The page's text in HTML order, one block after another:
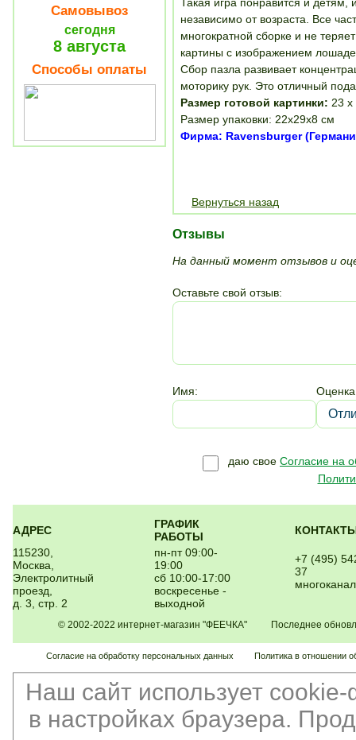
Самовывоз
сегодня
8 августа
Способы оплаты
независимо от возраста. Все
многократной сборке и не
картины с изображением
Сбор пазла развивает
моторику рук. Это отличный
Размер готовой картинки: 23
Размер упаковки: 22х29х8 см
Фирма: Ravensburger
Вернуться назад
Отзывы
На данный момент отзывов и
Оставьте свой отзыв:
Имя:
даю свое Согласие на
АДРЕС
ГРАФИК
РАБОТЫ
115230,
Москва,
Электролитный
проезд,
д. 3, стр. 2
пн-пт 09:00-
19:00
сб 10:00-17:00
воскресенье -
выходной
+7 (495)
37
© 2002-2022 интернет-магазин "ФЕЕЧКА" Последнее
Согласие на обработку персональных данных Политика в отношении
Наш сайт использует
в настройках браузера.